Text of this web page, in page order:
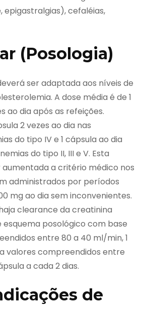
epigastralgias), cefaléias,
(Posologia)
ser adaptada aos níveis de
A dose média é de 1
ao dia após as refeições.
2 vezes ao dia nas
do tipo IV e 1 cápsula ao dia
do tipo II, III e V. Esta
aumentada a critério médico nos
administrados por períodos
mg ao dia sem inconvenientes.
clearance da creatinina
esquema posológico com base
entre 80 a 40 ml/min, 1
valores compreendidos entre
a cada 2 dias.
de